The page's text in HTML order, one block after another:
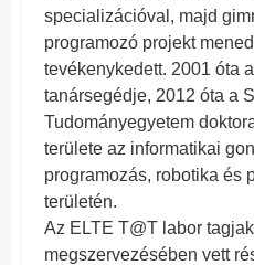
specializációval, majd
programozó projekt
tevékenykedett. 2001 óta
tanársegédje, 2012 óta a
Tudományegyetem
területe az informatikai
programozás, robotika és
területén.
Az ELTE T@T labor
megszervezésében vett